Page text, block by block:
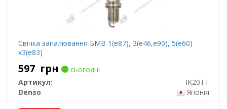
Свічка запалювання БМВ 1(е87), 3(е46,е90), 5(е60)
х3(е83)
597 грн
сьогодні
Артикул:
IK20TT
Denso
Японія